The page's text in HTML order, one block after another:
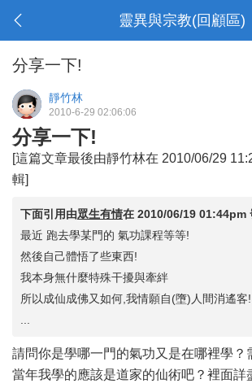
靈異與宗教(回顧區)
分享一下!
靜竹林
2010-6-29 02:06:06
分享一下!
[這篇文章最後由靜竹林在 2010/06/29
輯]
下面引用由眾生有情在 2010/06/19 01:44pm
最近 跑去學某門的 氣功課程等等!
然後自己體悟了些東西!
我本身無什麼特殊干擾與牽絆
所以成仙成佛又如何,我情願自(墮)人間消遙客!
請問你是學哪一門的氣功又是在哪裡學？
當年我學的應該是道家的仙術吧？裡面詳